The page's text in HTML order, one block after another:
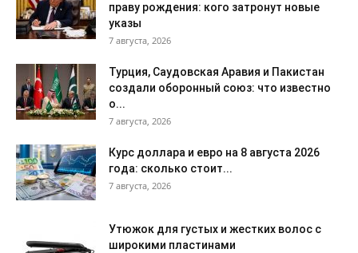
праву рождения: кого затронут новые
указы
7 августа, 2026
Турция, Саудовская Аравия и Пакистан
создали оборонный союз: что известно
о...
7 августа, 2026
Курс доллара и евро на 8 августа 2026
года: сколько стоит...
7 августа, 2026
Утюжок для густых и жестких волос с
широкими пластинами